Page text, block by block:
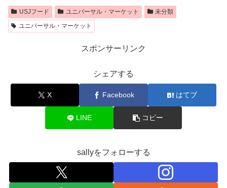
USJフード ユニバーサル・マーケット
未分類
ユニバーサル・マーケット
スポンサーリンク
シェアする
X Facebook はてブ
LINE コピー
sallyをフォローする